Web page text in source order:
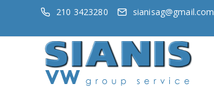
210 3423280 sianisag@gmail.com